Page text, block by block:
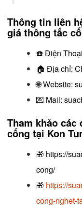
Thông tin liên
giá thông tắc
☎️Điện
🏠 Địa chỉ:
🌐 Website:
💌 Mail:
Tham khảo
cống tại Kon
🎁 https://
cong/
🎁 https://
cong-nghet-